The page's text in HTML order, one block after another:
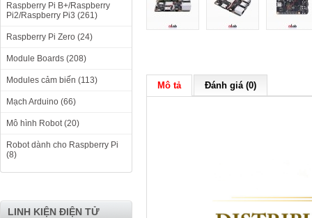
Raspberry Pi B+/Raspberry
Pi2/Raspberry Pi3 (261)
Raspberry Pi Zero (24)
Module Boards (208)
Modules cảm biến (113)
Mạch Arduino (66)
Mô hình Robot (20)
Robot dành cho Raspberry Pi
(8)
LINH KIỆN ĐIỆN TỬ
Mô tả Đánh giá (0)